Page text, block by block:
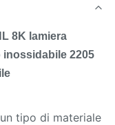
8K lamiera
inossidabile 2205
tipo di materiale